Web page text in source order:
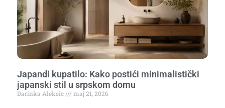
Japandi kupatilo: Kako postići minimalistički
japanski stil u srpskom domu
Darinka Aleksic maj 21, 2026